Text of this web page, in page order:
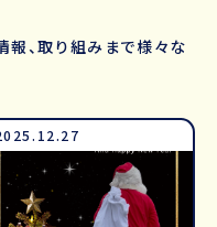
報、取り組みまで様々な